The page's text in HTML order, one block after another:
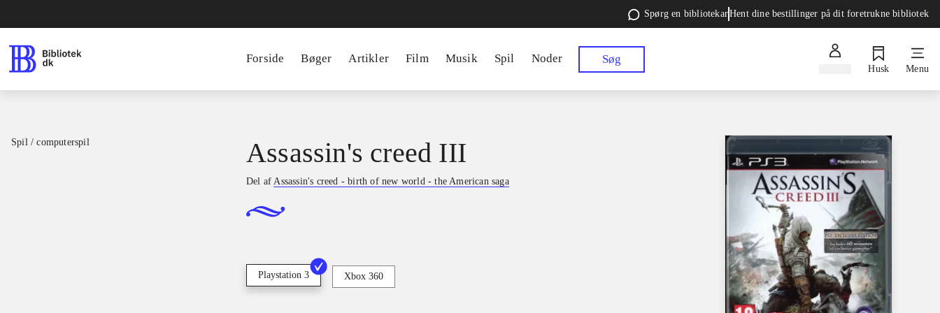
Spørg en bibliotekarHent dine bestillinger på dit foretrukne bibliotek
Forside Bøger Artikler Film Musik Spil Noder Søg
Husk Menu
Spil / computerspil Assassin's creed III
Del afAssassin's creed - birth of new world - the American saga
Playstation 3 Xbox 360